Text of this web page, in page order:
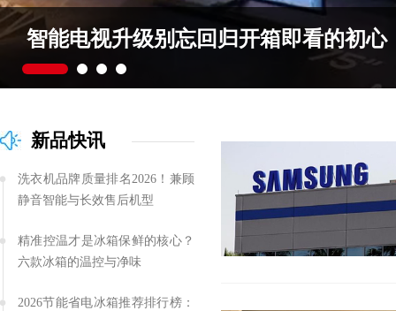
归开箱即看的初心
新品快讯
洗衣机品牌质量排名2026！兼顾
静音智能与长效售后机型
精准控温才是冰箱保鲜的核心？
六款冰箱的温控与净味
2026节能省电冰箱推荐排行榜：